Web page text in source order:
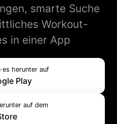
smarte Suche
Workout-
in einer App
es herunter auf
Play
auf dem